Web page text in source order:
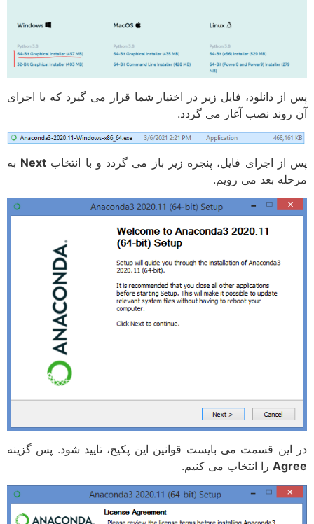
پس از دانلود، فایل زیر در اختیار شما قرار می گیرد که با اجرای
آن روند نصب آغاز می گردد.
پس از اجرای فایل، پنجره زیر باز می گردد و با انتخاب Next به
مرحله بعد می رویم.
در این قسمت می بایست قوانین این پکیج، تایید شود. پس گزینه
Agree را انتخاب می کنیم.